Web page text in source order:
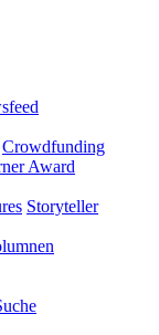
Crowdfunding
Award
Storyteller